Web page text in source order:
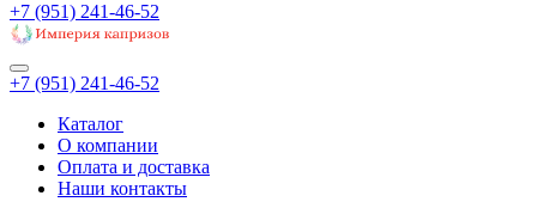
+7 (951) 241-46-52
+7 (951) 241-46-52
Каталог
О компании
Оплата и доставка
Наши контакты